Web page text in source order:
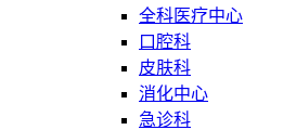
全科医疗中心
口腔科
皮肤科
消化中心
急诊科